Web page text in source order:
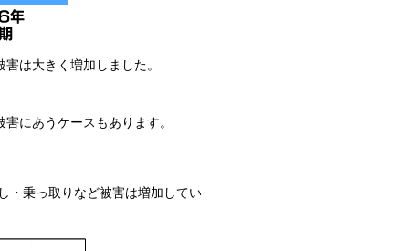
は大きく増加しました。
にあうケースもあります。
・乗っ取りなど被害は増加してい